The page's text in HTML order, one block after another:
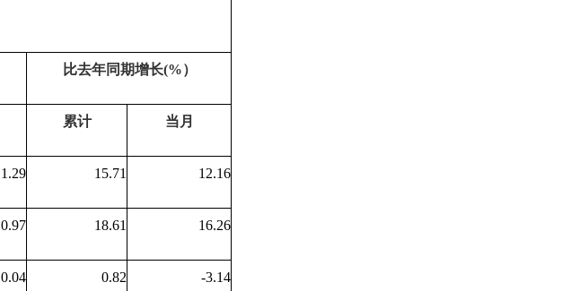
比去年同期增长(%）
累计 当月
1.29 15.71 12.16
0.97 18.61 16.26
0.04 0.82 -3.14